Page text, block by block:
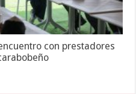
con prestadores